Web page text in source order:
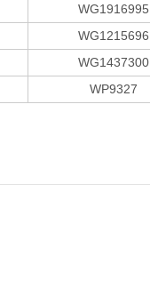
WG1916995
WG1215696
WG1437300
WP9327